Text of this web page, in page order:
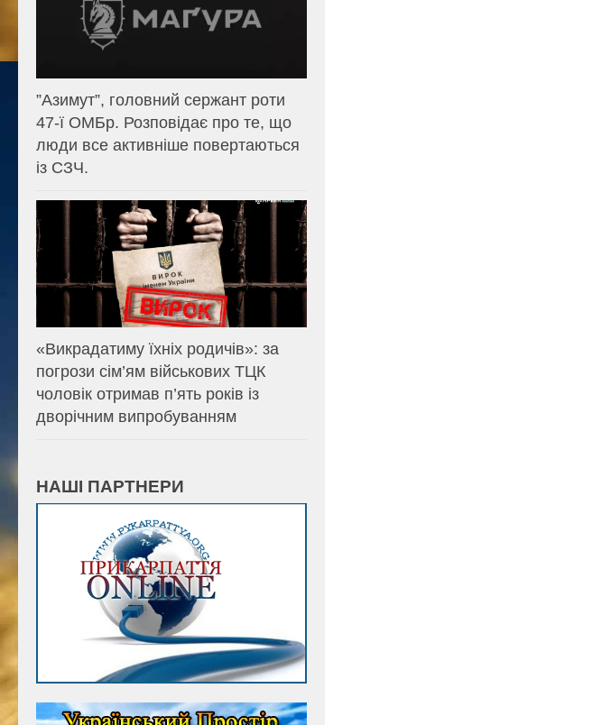
⁨”Азимут”, головний сержант роти
47-ї ОМБр. Розповідає про те, що
люди все активніше повертаються
із СЗЧ.
«Викрадатиму їхніх родичів»: за
погрози сім’ям військових ТЦК
чоловік отримав п’ять років із
дворічним випробуванням
НАШІ ПАРТНЕРИ